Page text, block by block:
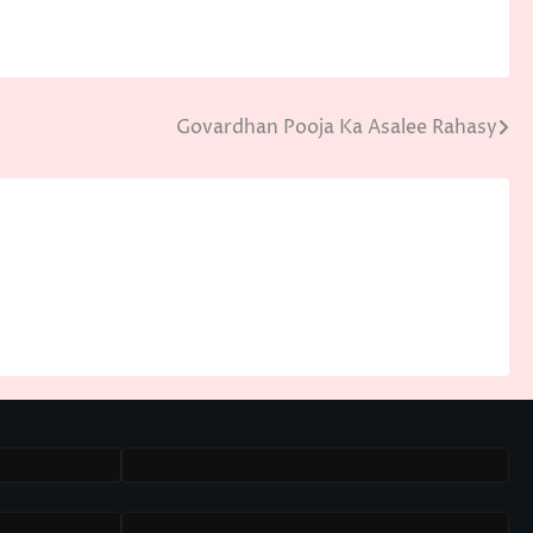
Govardhan Pooja Ka Asalee Rahasy